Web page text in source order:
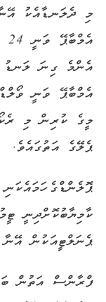
މި ދެލަނޑާއެކު
އެންމެ ގިނަ ލަނޑު
މީގެ ކުރިން މި
ޕެލޭގެ އަތުގައެވެ.
ޕޮލެންޑްގެ
ކާމިޔާބުކޮށްދިނީ
ޕެނަލްޓީއަކުން އޭނާ
ފްރާންސް އަތުން